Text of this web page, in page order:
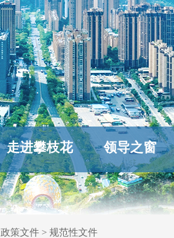
走进攀枝花 领导之窗
政策文件 > 规范性文件